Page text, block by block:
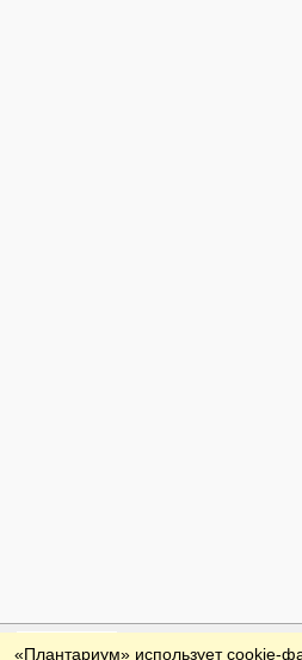
Обратная связь
«Плантариум» использует cookie-